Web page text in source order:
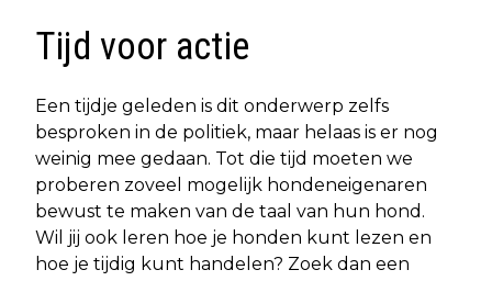
Tijd voor actie
Een tijdje geleden is dit onderwerp zelfs
besproken in de politiek, maar helaas is er nog
weinig mee gedaan. Tot die tijd moeten we
proberen zoveel mogelijk hondeneigenaren
bewust te maken van de taal van hun hond.
Wil jij ook leren hoe je honden kunt lezen en
hoe je tijdig kunt handelen? Zoek dan een